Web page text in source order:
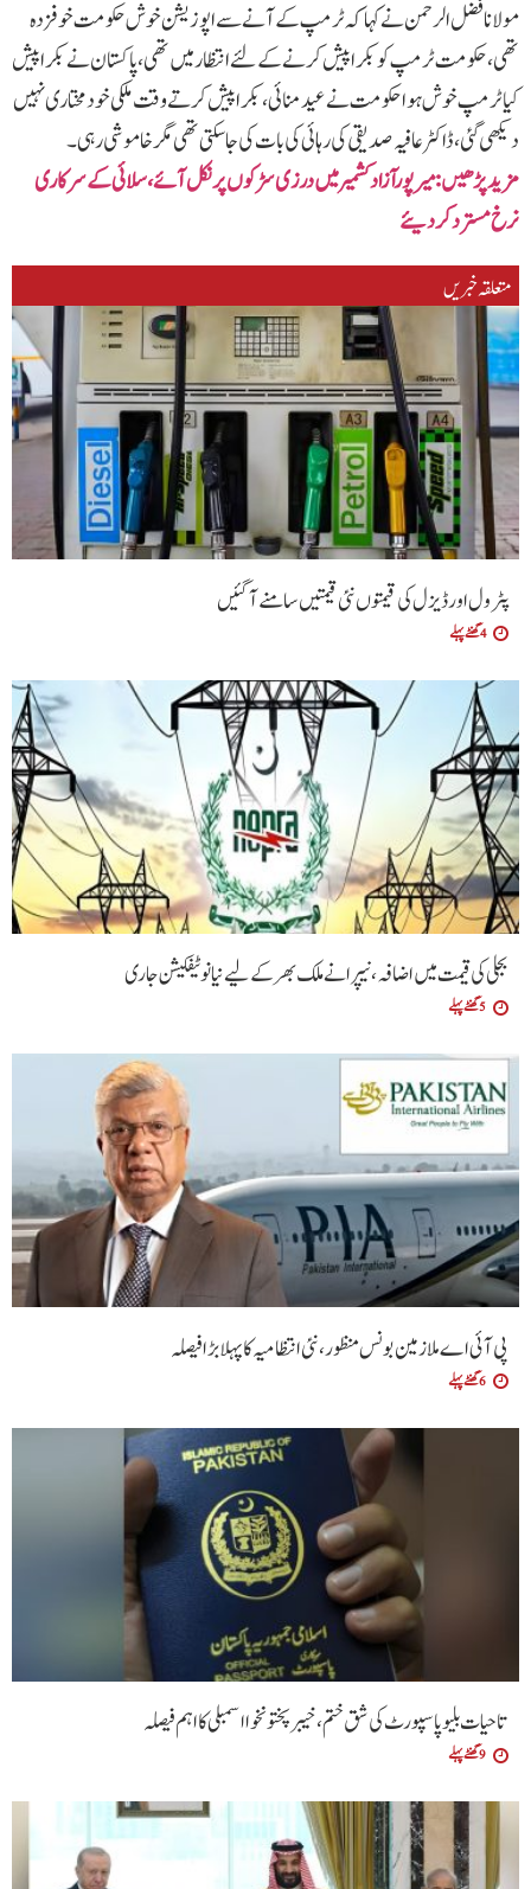
مولانا فضل الرحمن نے کہا کہ ٹرمپ کے آنے سے اپوزیشن خوش حکومت خوفزدہ
تھی، حکومت ٹرمپ کو بکرا پیش کرنے کےلئے انتظار میں تھی، پاکستان نے بکرا پیش
کیا ٹرمپ خوش ہوا حکومت نے عید منائی، بکرا پیش کرتے وقت ملکی خودمختاری نہیں
دیکھی گئی، ڈاکٹر عافیہ صدیقی کی رہائی کی بات کی جاسکتی تھی مگر خاموشی رہی۔
مزید پڑھیں: میرپورآزاد کشمیر میں درزی سڑکوں پر نکل آئے،سلائی کے سرکاری
نرخ مسترد کردیئے
متعلقہ خبریں
پٹرول اور ڈیزل کی قیمتوں نئی قیمتیں سامنے آگئیں
4 گھنٹے پہلے
بجلی کی قیمت میں اضافہ، نیپرا نے ملک بھر کے لیے نیا نوٹیفکیشن جاری
5 گھنٹے پہلے
پی آئی اے ملازمین بونس منظور، نئی انتظامیہ کا پہلا بڑا فیصلہ
6 گھنٹے پہلے
تاحیات بلیو پاسپورٹ کی شق ختم، خیبر پختونخوا اسمبلی کا اہم فیصلہ
9 گھنٹے پہلے